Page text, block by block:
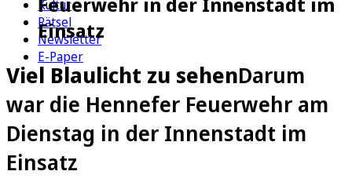
Kultur
Rätsel
Newsletter
E-Paper
Einsatz
Viel Blaulicht zu sehenDarum
war die Hennefer Feuerwehr am
Dienstag in der Innenstadt im
Einsatz